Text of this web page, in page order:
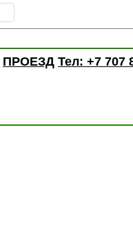
ПРОЕЗД Тел: +7 707